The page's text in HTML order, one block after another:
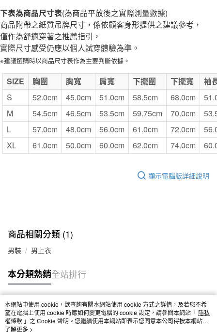
每筆NT$65，滿NT$1,000(含以上)免運費
宅配
每筆NT$150，滿NT$2,000(含以上)免運費
免運費
下表為商品尺寸表(為商品平放後之實際測量數據)
商品附帶之紙質吊牌尺寸，係依顧客身形提供之建議參考，
僅作為舒適穿著之推薦指引，
實際尺寸感受仍應以個人試穿體驗為準。
※建議選購時以商品尺寸表作為主要判斷依據。
SIZE 胸圍 胸寬 肩寬 下擺圍 下擺寬
袖
S
52.0cm 45.0cm 51.0cm 58.5cm 68.0cm
M
54.5cm 46.5cm 53.5cm 59.75cm 70.0cm
L
57.0cm 48.0cm 56.0cm 61.0cm 72.0cm
XL
61.0cm 50.0cm 60.0cm 62.0cm 74.0cm
顯示電腦版詳細說明
商品相關分類 (1)
男裝 男上衣
本分類熱銷全站排行
熱門標籤
本網站中使用 cookie，欲查詢有關本網站使用 cookie 方式之詳情，及若您不希
望在電腦上使用 cookie 時應如何變更電腦的 cookie 設定，請參閱本網站「 隱私
權條款 」之 Cookie 聲明。您繼續使用本網站即表示您同意本公司得按本網站使
用條款之 Cookie 聲明使用 cookie。
了解更多 >